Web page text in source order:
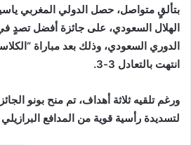
و
ن
ي
بتألقٍ متواصل، حصل الدولي المغربي
الهلال السعودي، على جائزة أفضل تصدٍ في
الدوري السعودي، وذلك بعد مباراة
انتهت بالتعادل 3-3.
ورغم تلقيه ثلاثة أهداف، تم منح بونو
لتسديدة رأسية قوية من المدافع البرازيلي